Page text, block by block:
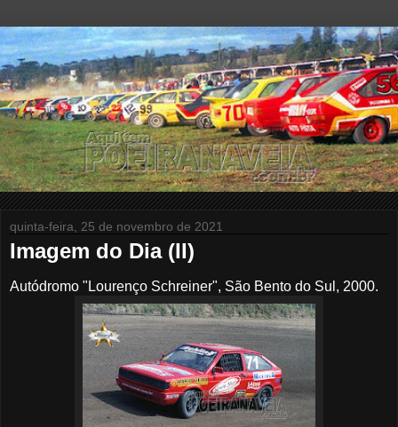
quinta-feira, 25 de novembro de 2021
Imagem do Dia (II)
Autódromo "Lourenço Schreiner", São Bento do Sul, 2000.